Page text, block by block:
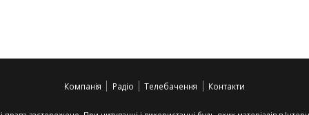
Компанія Радіо Телебачення Контакти